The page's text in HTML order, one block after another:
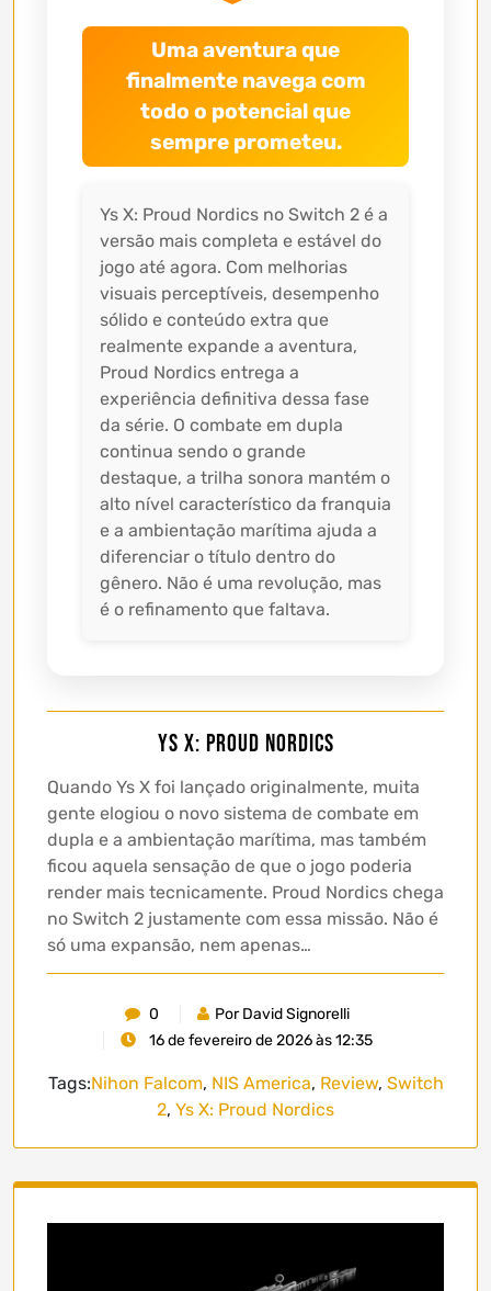
Uma aventura que
finalmente navega com
todo o potencial que
sempre prometeu.
Ys X: Proud Nordics no Switch 2 é a
versão mais completa e estável do
jogo até agora. Com melhorias
visuais perceptíveis, desempenho
sólido e conteúdo extra que
realmente expande a aventura,
Proud Nordics entrega a
experiência definitiva dessa fase
da série. O combate em dupla
continua sendo o grande
destaque, a trilha sonora mantém o
alto nível característico da franquia
e a ambientação marítima ajuda a
diferenciar o título dentro do
gênero. Não é uma revolução, mas
é o refinamento que faltava.
Ys X: Proud Nordics
Quando Ys X foi lançado originalmente, muita
gente elogiou o novo sistema de combate em
dupla e a ambientação marítima, mas também
ficou aquela sensação de que o jogo poderia
render mais tecnicamente. Proud Nordics chega
no Switch 2 justamente com essa missão. Não é
só uma expansão, nem apenas…
0
Por David Signorelli
16 de fevereiro de 2026 às 12:35
Tags:Nihon Falcom, NIS America, Review, Switch
2, Ys X: Proud Nordics